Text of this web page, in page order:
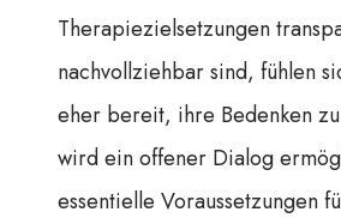
Therapiezielsetzungen
nachvollziehbar sind, fühlen
eher bereit, ihre Bedenken
wird ein offener Dialog
essentielle Voraussetzungen